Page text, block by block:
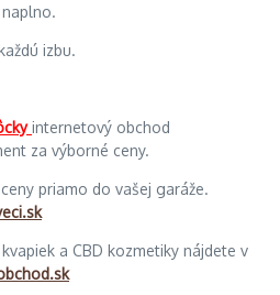
izbu.
internetový obchod
za výborné ceny.
priamo do vašej garáže.
a CBD kozmetiky nájdete v